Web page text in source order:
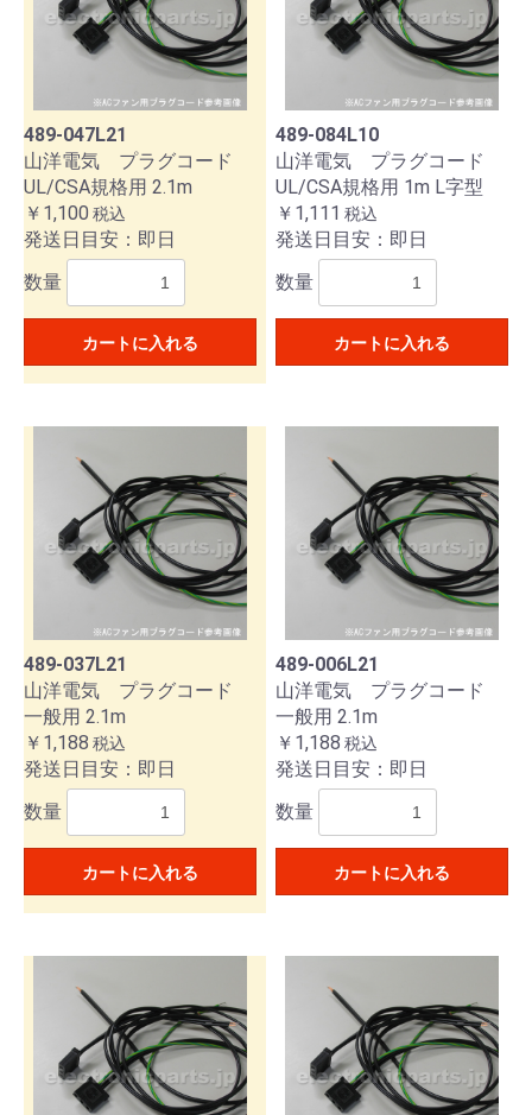
489-047L21
山洋電気 プラグコード
UL/CSA規格用 2.1m
￥1,100 税込
発送日目安：即日
数量
カートに入れる
489-084L10
山洋電気 プラグコード
UL/CSA規格用 1m L字型
￥1,111 税込
発送日目安：即日
数量
カートに入れる
489-037L21
山洋電気 プラグコード
一般用 2.1m
￥1,188 税込
発送日目安：即日
数量
カートに入れる
489-006L21
山洋電気 プラグコード
一般用 2.1m
￥1,188 税込
発送日目安：即日
数量
カートに入れる